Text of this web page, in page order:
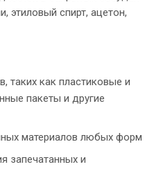
этиловый спирт, ацетон,
таких как пластиковые и
пакеты и другие
материалов любых форм
запечатанных и